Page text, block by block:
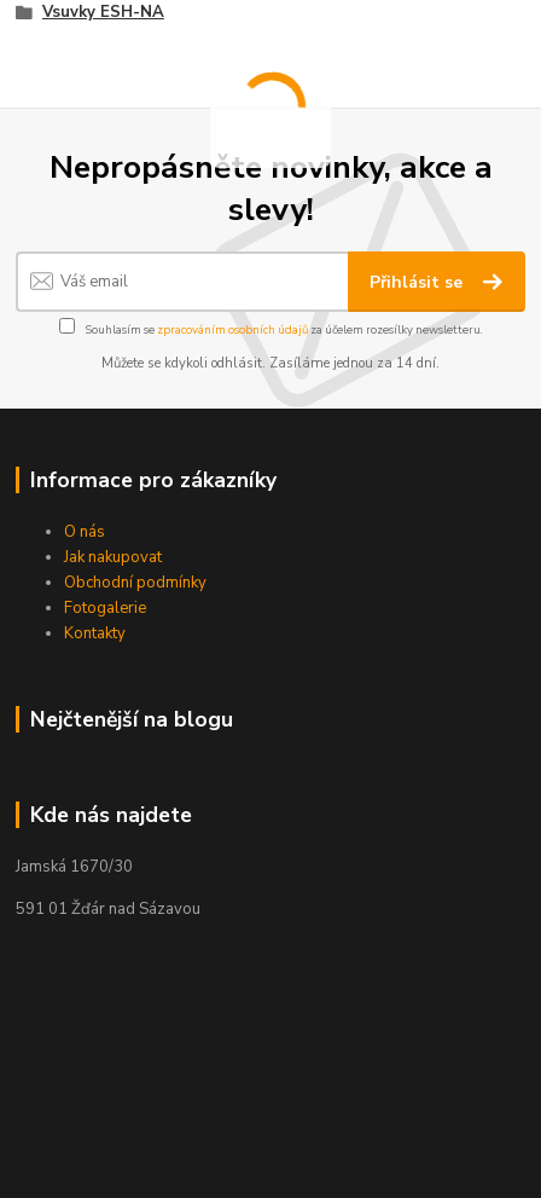
Vsuvky ESH-NA
Nepropásněte novinky, akce a
slevy!
Přihlásit se
Souhlasím se zpracováním osobních údajůza účelem rozesílky newsletteru.
Můžete se kdykoli odhlásit. Zasíláme jednou za 14 dní.
Informace pro zákazníky
O nás
Jak nakupovat
Obchodní podmínky
Fotogalerie
Kontakty
Nejčtenější na blogu
Kde nás najdete
Jamská 1670/30
591 01 Žďár nad Sázavou